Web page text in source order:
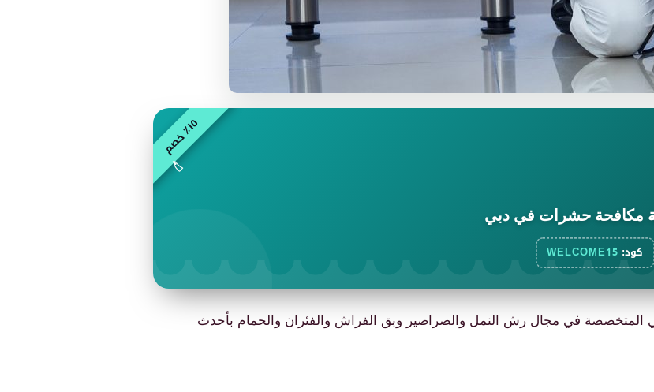
١
٥
٪
خ
ص
م
🏷️
مكافحة حشرات في دبي
كود: WELCOME15
في مجال رش النمل والصراصير وبق الفراش والفئران والحمام بأحدث